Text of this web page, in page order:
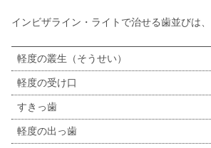
インビザライン・ライトで治せる歯並びは
軽度の叢生（そうせい）
軽度の受け口
すきっ歯
軽度の出っ歯